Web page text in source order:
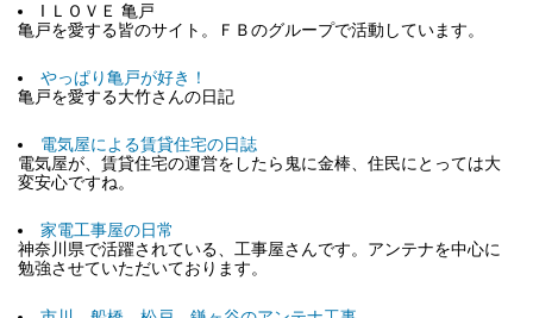
I ＬＯＶＥ 亀戸
亀戸を愛する皆のサイト。ＦＢのグループで活動しています。
やっぱり亀戸が好き！
亀戸を愛する大竹さんの日記
電気屋による賃貸住宅の日誌
電気屋が、賃貸住宅の運営をしたら鬼に金棒、住民にとっては大
変安心ですね。
家電工事屋の日常
神奈川県で活躍されている、工事屋さんです。アンテナを中心に
勉強させていただいております。